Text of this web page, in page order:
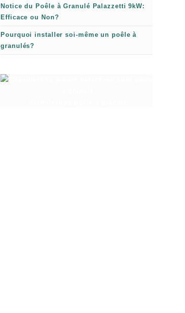
Notice du Poêle à Granulé Palazzetti 9kW:
Efficace ou Non?
Pourquoi installer soi-même un poêle à
granulés?